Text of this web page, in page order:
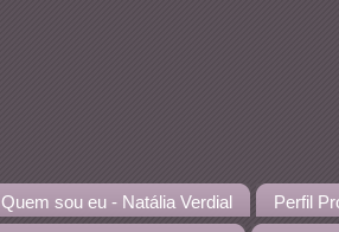
Quem sou eu - Natália Verdial Perfil